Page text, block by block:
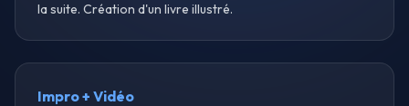
la suite. Création d'un livre illustré.
Impro + Vidéo